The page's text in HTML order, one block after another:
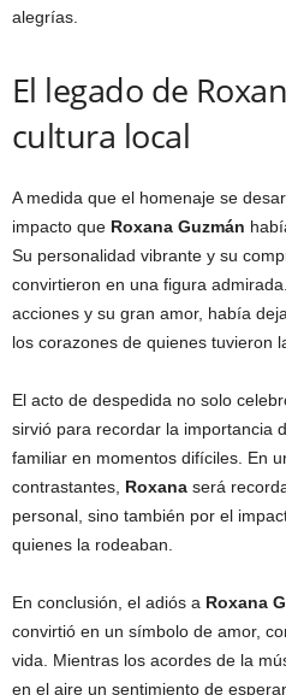
alegrías.
El legado de
cultura local
A medida que el homenaje se
impacto que Roxana Guzmán
Su personalidad vibrante y su
convirtieron en una figura
acciones y su gran amor, había
los corazones de quienes tuvieron
El acto de despedida no solo
sirvió para recordar la importancia
familiar en momentos difíciles. En
contrastantes, Roxana será
personal, sino también por el
quienes la rodeaban.
En conclusión, el adiós a Roxana
convirtió en un símbolo de amor,
vida. Mientras los acordes de la
en el aire un sentimiento de